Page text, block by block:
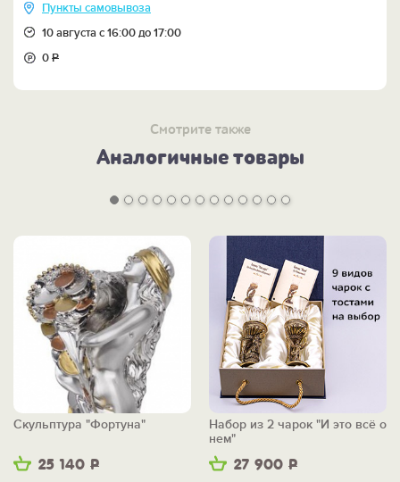
Пункты самовывоза
10 августа с 16:00 до 17:00
0Р
Смотрите также
Аналогичные товары
25 140 Р
Скульптура "Фортуна"
27 900 Р
Набор из 2 чарок "И это всё о
нем"